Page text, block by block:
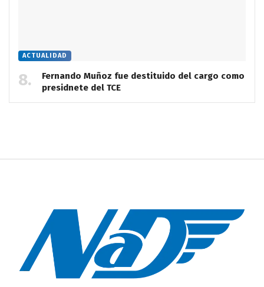
ACTUALIDAD
Fernando Muñoz fue destituido del cargo como
presidnete del TCE